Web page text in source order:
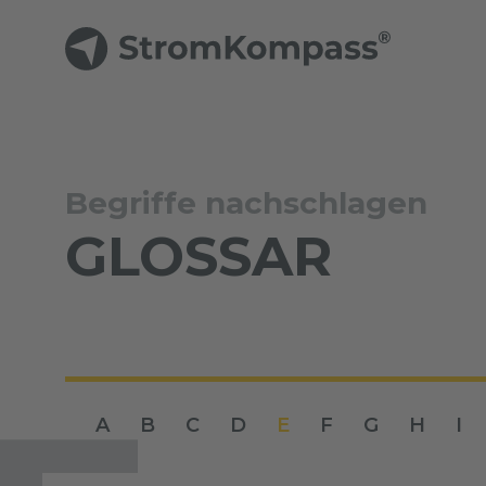
Begriffe nachschlagen
GLOSSAR
A B C D E F G H I